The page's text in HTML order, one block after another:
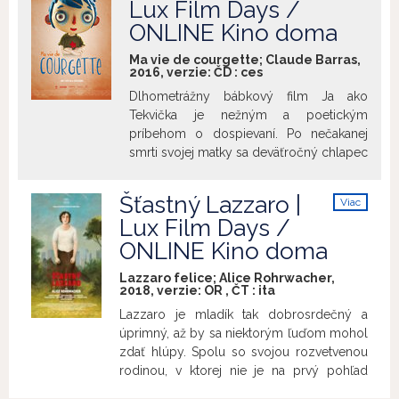
živým traumám holokaustu či stalinizmu
vracia rozvážne a pokojne, bez honby za
lacnou senzáciou, či škandálom. Ponúka
divákom nový pohľad na hodnoty krásy,
lásky a hľadania pravdy, ktoré nie len
jednotlivcom, ale i národom môžu
pomôcť nachádzať vzájomné
porozumenie.
neurotického Tomka, ktorý sa práve
odsťahoval do domu oproti. Neustály boj
normálne žiť, ponára sa však do sveta
hendikepu sa stáva priekopníkom
západnej popkultúry v Poľsku.
Lux Film Days /
ONLINE Kino doma
Ma vie de courgette; Claude Barras,
2016, verzie: ČD : ces
Dlhometrážny bábkový film Ja ako
Tekvička je nežným a poetickým
príbehom o dospievaní. Po nečakanej
smrti svojej matky sa deväťročný chlapec
dobrosrdečným policajtom
Raymondom, ktorý ho sprevádza na
ceste do novej pestúnskej rodiny, plnej
sirôt v jeho veku. Nájsť si vlastné miesto v
prostredí nie je pre Tekvičku jednoduché.
nových kamarátov sa však po čase naučí
dôverovať, nachádza pravú lásku a
nakoniec aj vlastnú rodinu. „K filmovej
adaptácii knihy od Gillesa Parisa ma
Viac
Šťastný Lazzaro |
Lux Film Days /
ONLINE Kino doma
Lazzaro felice; Alice Rohrwacher,
2018, verzie: OR , ČT : ita
Lazzaro je mladík tak dobrosrdečný a
úprimný, až by sa niektorým ľuďom mohol
zdať hlúpy. Spolu so svojou rozvetvenou
rodinou, v ktorej nie je na prvý pohľad